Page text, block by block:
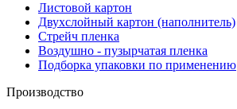
Листовой картон
Двухслойный картон (наполнитель)
Стрейч пленка
Воздушно - пузырчатая пленка
Подборка упаковки по применению
Производство